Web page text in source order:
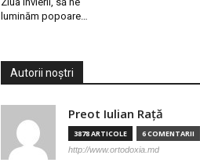
luminăm popoare…
Autorii noștri
Preot Iulian Raţă
3878 ARTICOLE 6 COMENTARII
http://www.ortodoxia.md